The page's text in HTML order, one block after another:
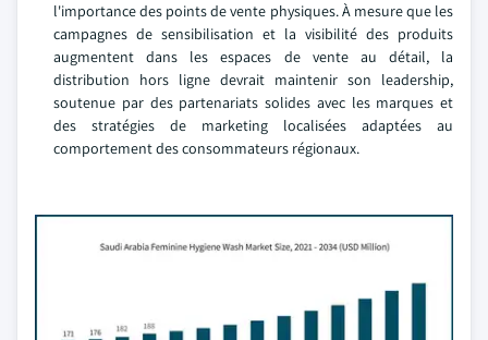
l'importance des points de vente physiques. À mesure que les
campagnes de sensibilisation et la visibilité des produits
augmentent dans les espaces de vente au détail, la
distribution hors ligne devrait maintenir son leadership,
soutenue par des partenariats solides avec les marques et
des stratégies de marketing localisées adaptées au
comportement des consommateurs régionaux.